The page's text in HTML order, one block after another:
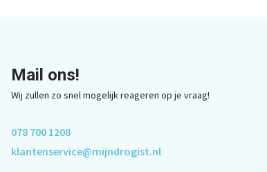
Mail ons!
Wij zullen zo snel mogelijk reageren op je vraag!
078 700 1208
klantenservice@mijndrogist.nl